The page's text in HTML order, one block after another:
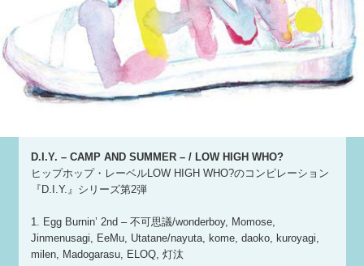
D.I.Y. – CAMP AND SUMMER – / LOW HIGH WHO?
ヒップホップ・レーベルLOW HIGH WHO?のコンピレーション
『D.I.Y.』シリーズ第2弾
1. Egg Burnin’ 2nd – 不可思議/wonderboy, Momose,
Jinmenusagi, EeMu, Utatane/nayuta, kome, daoko, kuroyagi,
milen, Madogarasu, ELOQ, 灯汰